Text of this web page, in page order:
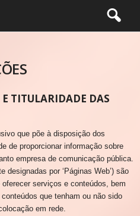
TITULARIDADE DAS
que põe à disposição dos
de proporcionar informação sobre
empresa de comunicação pública.
por ‘Páginas Web’) são
serviços e conteúdos, bem
que tenham ou não sido
em rede.